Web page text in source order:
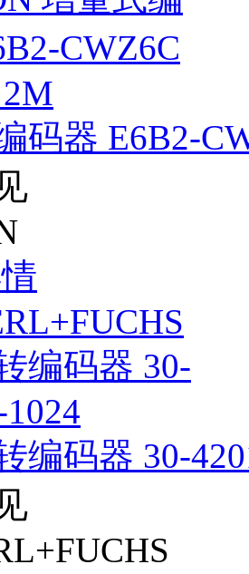
码器 E6B2-
编码器 30-